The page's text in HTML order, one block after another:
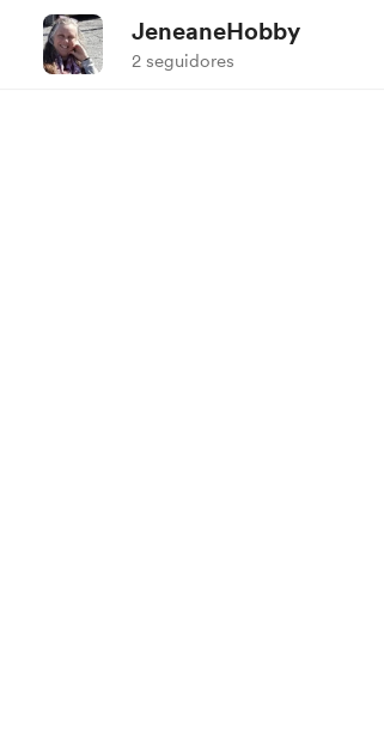
JeneaneHobby
2 seguidores